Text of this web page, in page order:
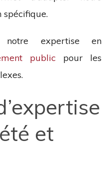
spécifique.
notre expertise en
public pour les
et